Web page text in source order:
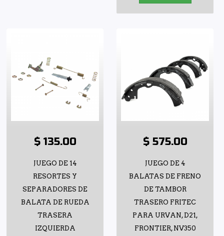
$ 135.00
JUEGO DE 14
RESORTES Y
SEPARADORES DE
BALATA DE RUEDA
TRASERA
IZQUIERDA
$ 575.00
JUEGO DE 4
BALATAS DE FRENO
DE TAMBOR
TRASERO FRITEC
PARA URVAN, D21,
FRONTIER, NV350